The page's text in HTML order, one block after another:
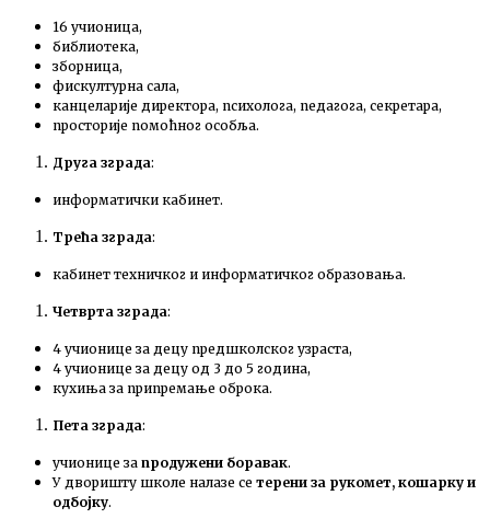
16 учионица,
библиотека,
зборница,
фискултурна сала,
канцеларије директора, психолога, педагога, секретара,
просторије помоћног особља.
Друга зграда:
информатички кабинет.
Трећа зграда:
кабинет техничког и информатичког образовања.
Четврта зграда:
4 учионице за децу предшколског узраста,
4 учионице за децу од 3 до 5 година,
кухиња за припремање оброка.
Пета зграда:
учионице за продужени боравак.
У дворишту школе налазе се терени за рукомет, кошарку и
одбојку.